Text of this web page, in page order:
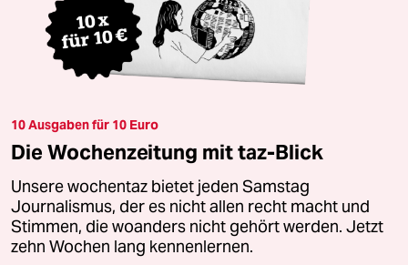
10 Ausgaben für 10 Euro
Die Wochenzeitung mit taz-Blick
Unsere wochentaz bietet jeden Samstag
Journalismus, der es nicht allen recht macht und
Stimmen, die woanders nicht gehört werden. Jetzt
zehn Wochen lang kennenlernen.